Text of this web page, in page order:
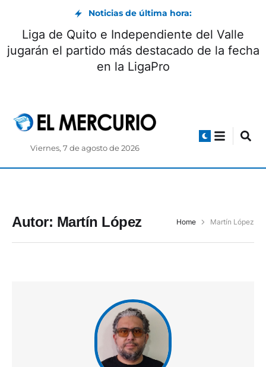
Noticias de última hora:
Liga de Quito e Independiente del Valle
jugarán el partido más destacado de la fecha
en la LigaPro
Viernes, 7 de agosto de 2026
Autor: Martín López Home Martín López